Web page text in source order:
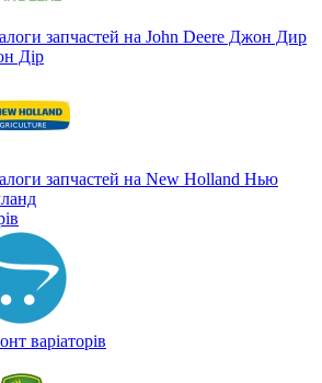
запчастей на John Deere Джон Дир
Дір
запчастей на New Holland Нью
варіаторів